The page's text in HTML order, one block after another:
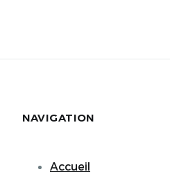
NAVIGATION
Accueil